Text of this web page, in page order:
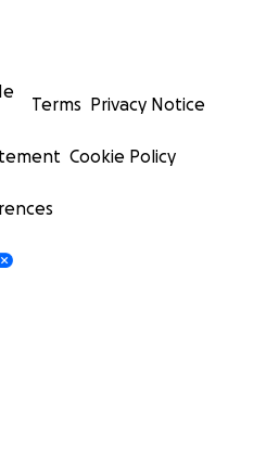
Terms Privacy Notice
Cookie Policy